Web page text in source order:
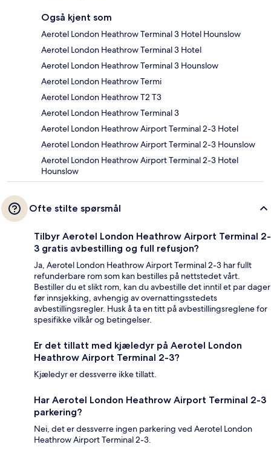
Også kjent som
Aerotel London Heathrow Terminal 3 Hotel Hounslow
Aerotel London Heathrow Terminal 3 Hotel
Aerotel London Heathrow Terminal 3 Hounslow
Aerotel London Heathrow Termi
Aerotel London Heathrow T2 T3
Aerotel London Heathrow Terminal 3
Aerotel London Heathrow Airport Terminal 2-3 Hotel
Aerotel London Heathrow Airport Terminal 2-3 Hounslow
Aerotel London Heathrow Airport Terminal 2-3 Hotel
Hounslow
Ofte stilte spørsmål
Tilbyr Aerotel London Heathrow Airport Terminal 2-
3 gratis avbestilling og full refusjon?
Ja, Aerotel London Heathrow Airport Terminal 2-3 har fullt
refunderbare rom som kan bestilles på nettstedet vårt.
Bestiller du et slikt rom, kan du avbestille det inntil et par dager
før innsjekking, avhengig av overnattingsstedets
avbestillingsregler. Husk å ta en titt på avbestillingsreglene for
spesifikke vilkår og betingelser.
Er det tillatt med kjæledyr på Aerotel London
Heathrow Airport Terminal 2-3?
Kjæledyr er dessverre ikke tillatt.
Har Aerotel London Heathrow Airport Terminal 2-3
parkering?
Nei, det er dessverre ingen parkering ved Aerotel London
Heathrow Airport Terminal 2-3.